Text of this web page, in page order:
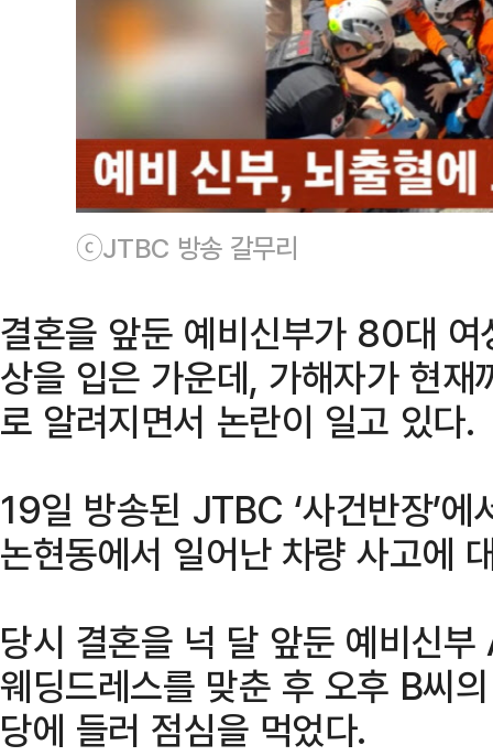
ⓒJTBC 방송 갈무리
결혼을 앞둔 예비신부가 80대
상을 입은 가운데, 가해자가 현
로 알려지면서 논란이 일고 있다.
19일 방송된 JTBC ‘사건반장’
논현동에서 일어난 차량 사고에
당시 결혼을 넉 달 앞둔 예비신
웨딩드레스를 맞춘 후 오후 B씨
당에 들러 점심을 먹었다.